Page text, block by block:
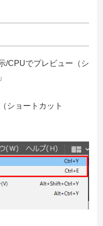
/CPUでプレビュー（シ
ショートカット